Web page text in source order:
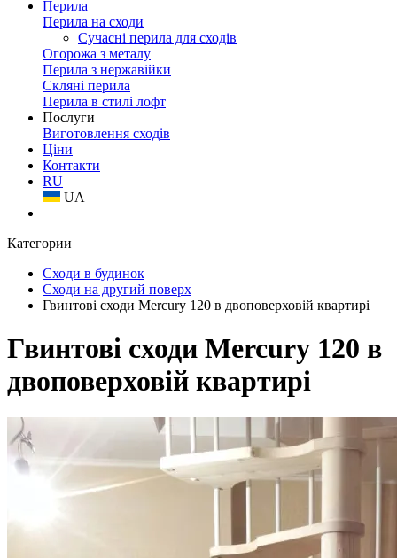
Перила
Перила на сходи
Сучасні перила для сходів
Огорожа з металу
Перила з нержавійки
Скляні перила
Перила в стилі лофт
Послуги
Виготовлення сходів
Ціни
Контакти
RU
UA
Категории
Сходи в будинок
Сходи на другий поверх
Гвинтові сходи Mercury 120 в двоповерховій квартирі
Гвинтові сходи Mercury 120 в
двоповерховій квартирі